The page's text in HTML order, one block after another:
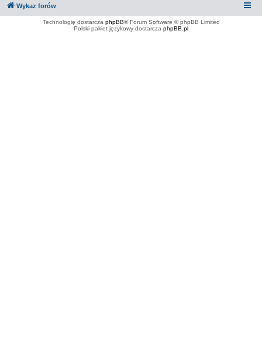
Wykaz forów
Technologię dostarcza phpBB® Forum Software © phpBB Limited
Polski pakiet językowy dostarcza phpBB.pl